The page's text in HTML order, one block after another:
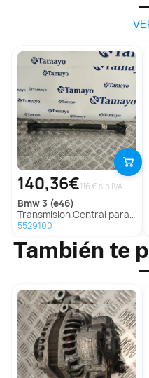
140,36€116 € sin IVA
bmw3 (e46)
Transmision Central para Bmw 3 (E46)
5529100
También te